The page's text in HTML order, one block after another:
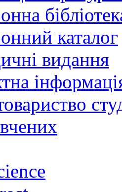
каталог
видання